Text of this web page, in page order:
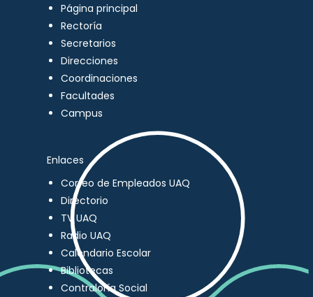
Página principal
Rectoría
Secretarios
Direcciones
Coordinaciones
Facultades
Campus
Enlaces
Correo de Empleados UAQ
Directorio
TV UAQ
Radio UAQ
Calendario Escolar
Bibliotecas
Contraloría Social